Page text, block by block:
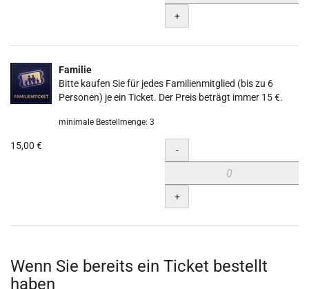
+
Familie
Bitte kaufen Sie für jedes Familienmitglied (bis zu 6
Personen) je ein Ticket. Der Preis beträgt immer 15 €.
minimale Bestellmenge: 3
15,00 € Menge
-
+
Wenn Sie bereits ein Ticket bestellt
haben